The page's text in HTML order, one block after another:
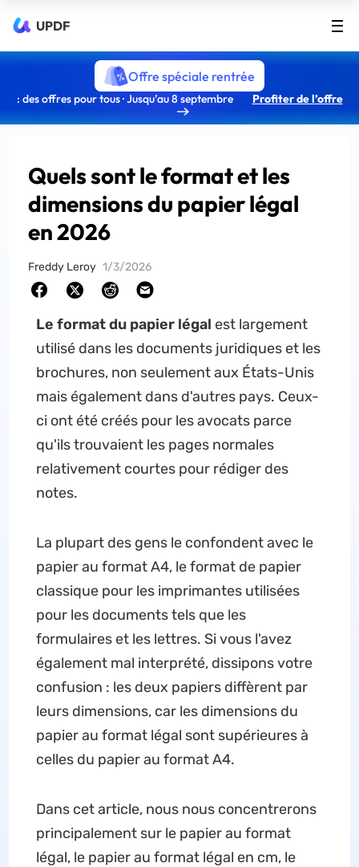
UPDF
Offre spéciale rentrée
: des offres pour tous · Jusqu’au 8 septembre Profiter de l’offre
Quels sont le format et les
dimensions du papier légal
en 2026
Freddy Leroy 1/3/2026
Le format du papier légal est largement
utilisé dans les documents juridiques et les
brochures, non seulement aux États-Unis
mais également dans d'autres pays. Ceux-
ci ont été créés pour les avocats parce
qu'ils trouvaient les pages normales
relativement courtes pour rédiger des
notes.
La plupart des gens le confondent avec le
papier au format A4, le format de papier
classique pour les imprimantes utilisées
pour les documents tels que les
formulaires et les lettres. Si vous l'avez
également mal interprété, dissipons votre
confusion : les deux papiers diffèrent par
leurs dimensions, car les dimensions du
papier au format légal sont supérieures à
celles du papier au format A4.
Dans cet article, nous nous concentrerons
principalement sur le papier au format
légal, le papier au format légal en cm, le